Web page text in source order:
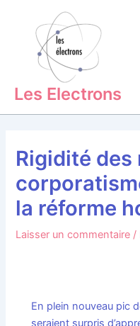
contenu
Les Electrons
Rigidité des
la réforme
Laisser un commentaire /
En plein nouveau pic
seraient surpris